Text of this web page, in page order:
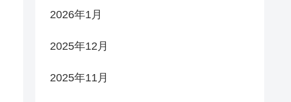
2026年1月
2025年12月
2025年11月